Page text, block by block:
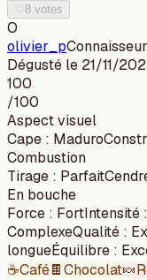
♡8 votes
O
olivier_pConnaisseur
Dégusté le 21/11/
100
/100
Aspect visuel
Cape : Maduro
Combustion
Tirage : Parfait
En bouche
Force : FortIntensité :
ComplexeQualité :
longueÉquilibre :
☕Café🍫Chocolat🍬